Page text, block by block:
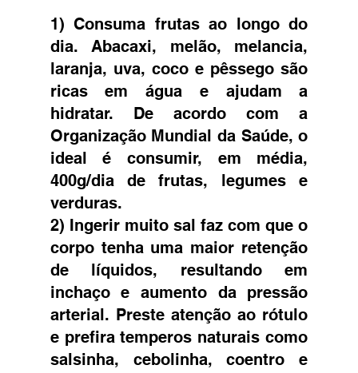
1) Consuma frutas ao longo do
dia. Abacaxi, melão, melancia,
laranja, uva, coco e pêssego são
ricas em água e ajudam a
hidratar. De acordo com a
Organização Mundial da Saúde, o
ideal é consumir, em média,
400g/dia de frutas, legumes e
verduras.
2) Ingerir muito sal faz com que o
corpo tenha uma maior retenção
de líquidos, resultando em
inchaço e aumento da pressão
arterial. Preste atenção ao rótulo
e prefira temperos naturais como
salsinha, cebolinha, coentro e